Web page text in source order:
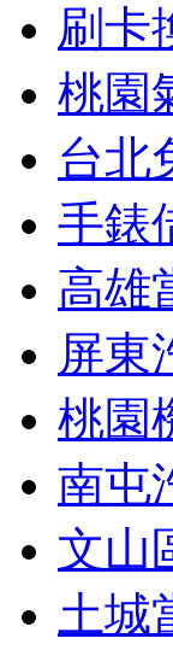
刷卡
桃園
台北
手錶
高雄
屏東
桃園
南屯
文山
土城